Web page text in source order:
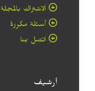
الاشتراك بالمجلة
أسئلة مكررة
اتصل بنا
أرشيف